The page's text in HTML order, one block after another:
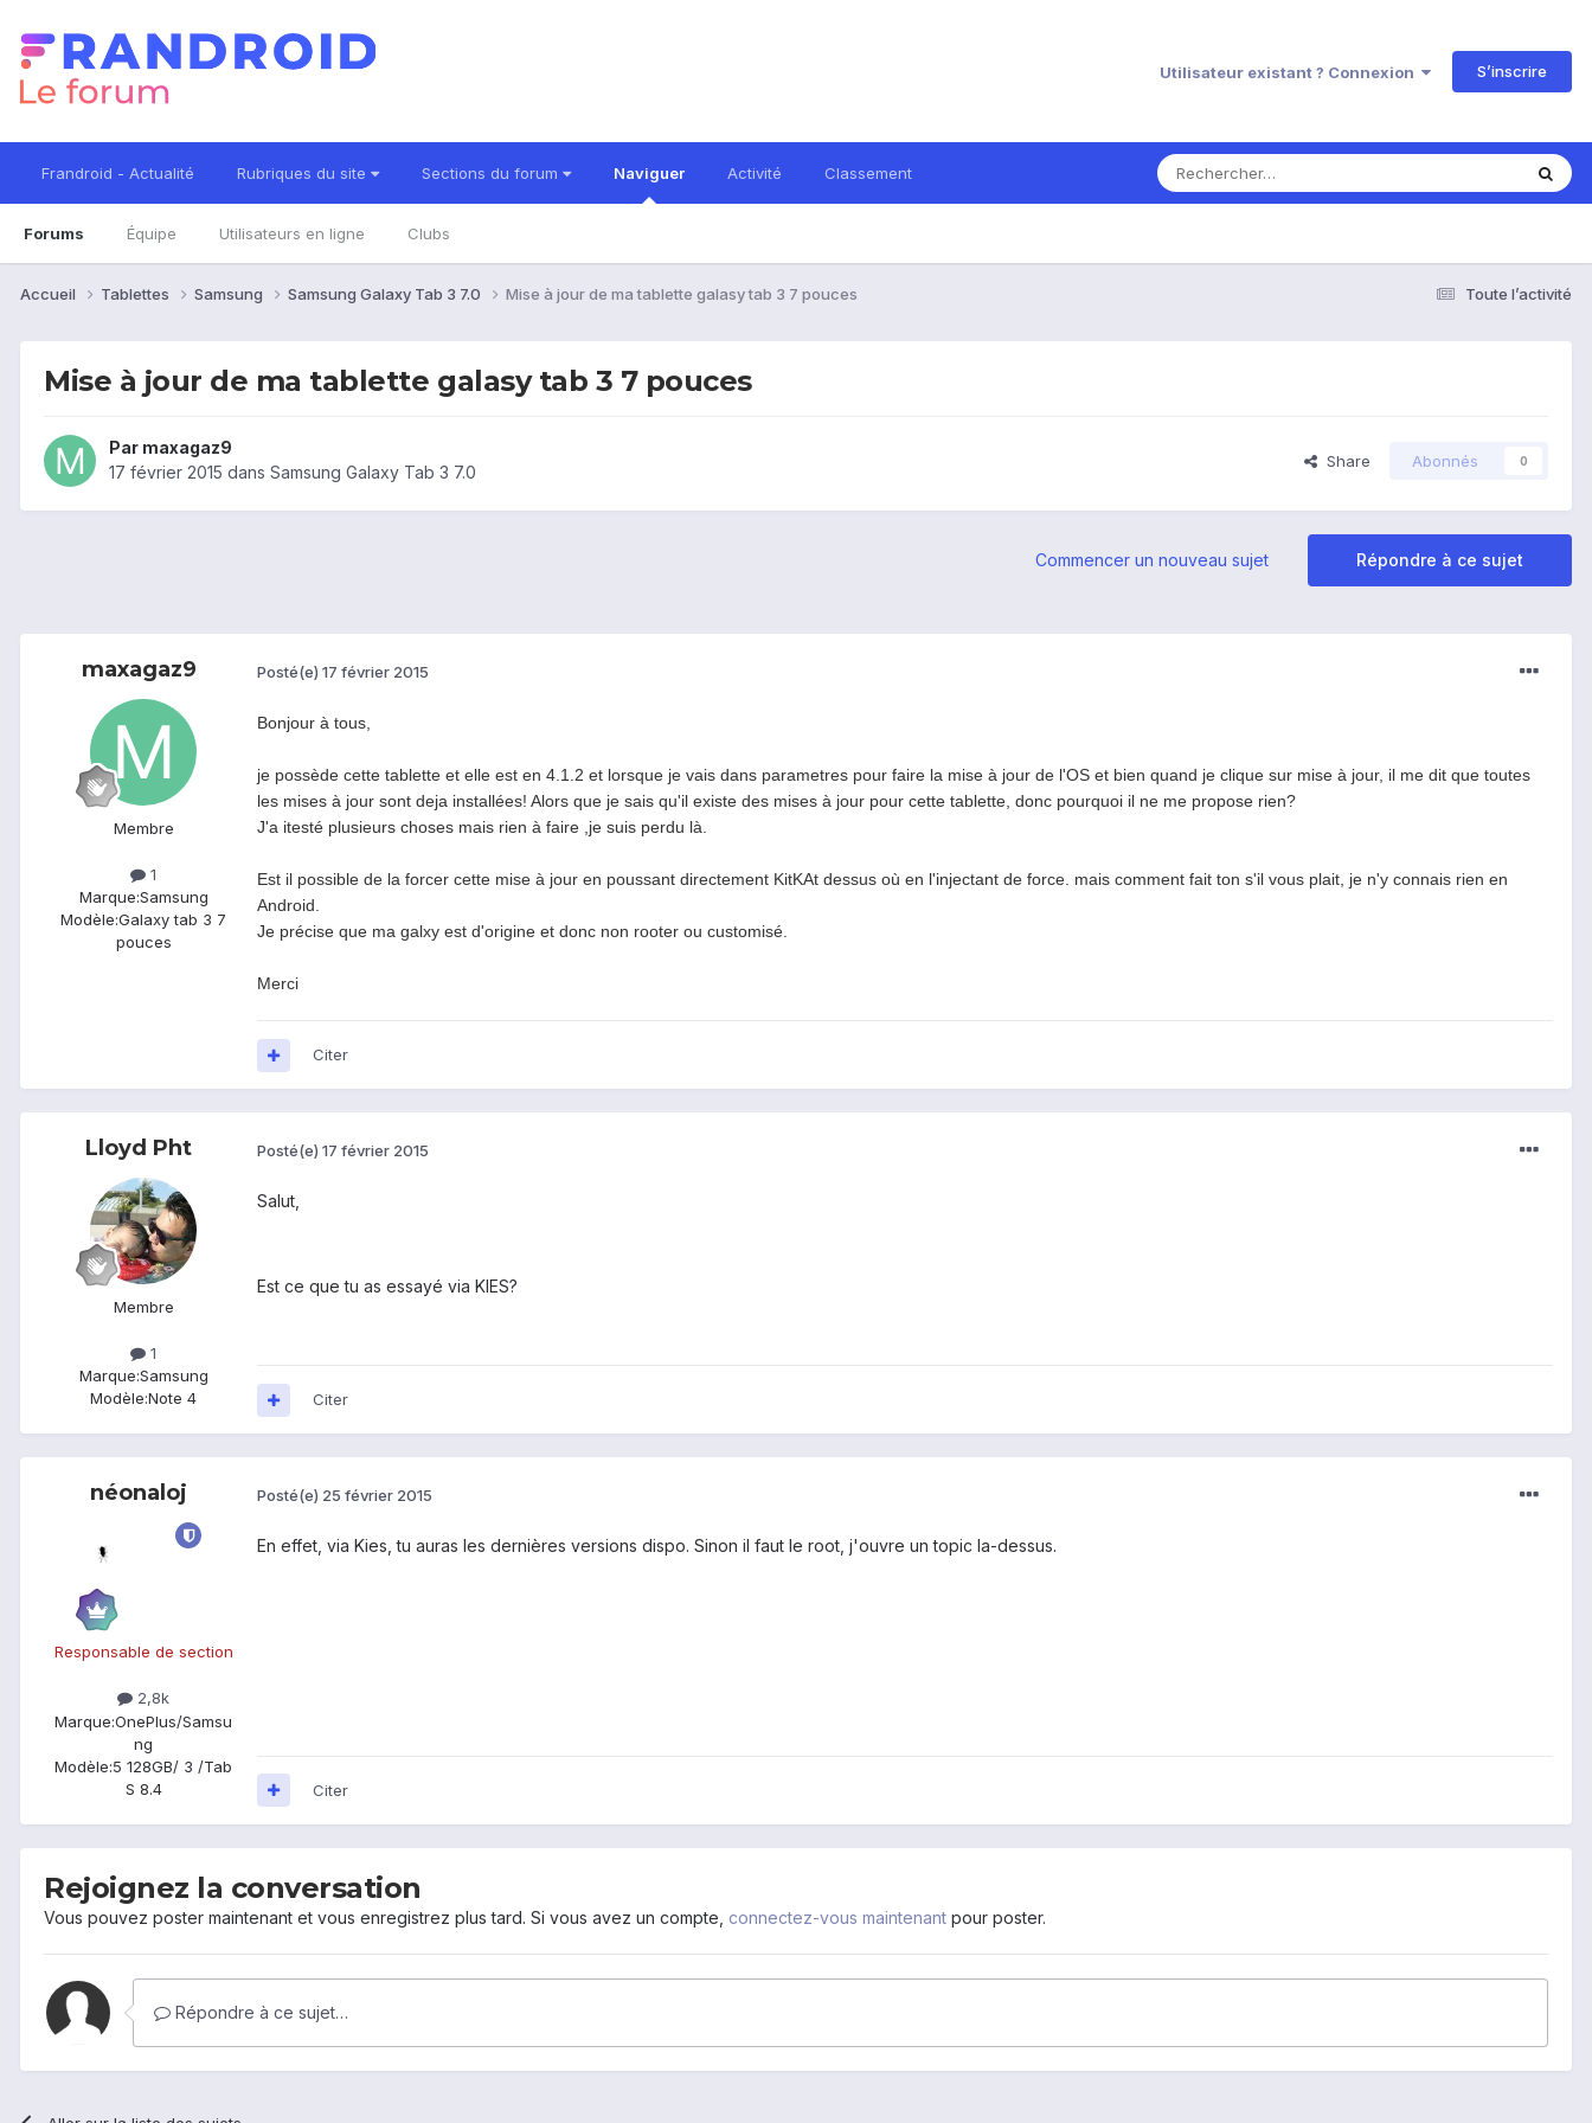
Utilisateur existant ? Connexion S’inscrire
Frandroid - Actualité Rubriques du site Sections du forum Naviguer
Forums Équipe Utilisateurs en ligne Clubs
Activité Classement
Toute l’activité
Accueil Tablettes Samsung Samsung Galaxy Tab 3 7.0 Mise à jour de ma tablette galasy tab 3 7 pouces
Mise à jour de ma tablette galasy tab 3 7 pouces
Par maxagaz9
17 février 2015 dans Samsung Galaxy Tab 3 7.0
Share Abonnés 0
Répondre à ce sujet
Commencer un nouveau sujet
maxagaz9
Membre
1
Marque:Samsung
Modèle:Galaxy tab 3 7
pouces
Posté(e) 17 février 2015
Bonjour à tous,
je possède cette tablette et elle est en 4.1.2 et lorsque je vais dans parametres pour faire la mise à jour de l'OS et bien quand je clique sur mise à jour, il me dit que toutes
les mises à jour sont deja installées! Alors que je sais qu'il existe des mises à jour pour cette tablette, donc pourquoi il ne me propose rien?
J'a itesté plusieurs choses mais rien à faire ,je suis perdu là.
Est il possible de la forcer cette mise à jour en poussant directement KitKAt dessus où en l'injectant de force. mais comment fait ton s'il vous plait, je n'y connais rien en
Android.
Je précise que ma galxy est d'origine et donc non rooter ou customisé.
Merci
Citer
Lloyd Pht
Membre
1
Marque:Samsung
Modèle:Note 4
Posté(e) 17 février 2015
Salut,
Est ce que tu as essayé via KIES?
Citer
néonaloj
Responsable de section
2,8k
Marque:OnePlus/Samsu
ng
Modèle:5 128GB/ 3 /Tab
S 8.4
Posté(e) 25 février 2015
En effet, via Kies, tu auras les dernières versions dispo. Sinon il faut le root, j'ouvre un topic la-dessus.
Citer
Rejoignez la conversation
Vous pouvez poster maintenant et vous enregistrez plus tard. Si vous avez un compte, connectez-vous maintenant pour poster.
Répondre à ce sujet…